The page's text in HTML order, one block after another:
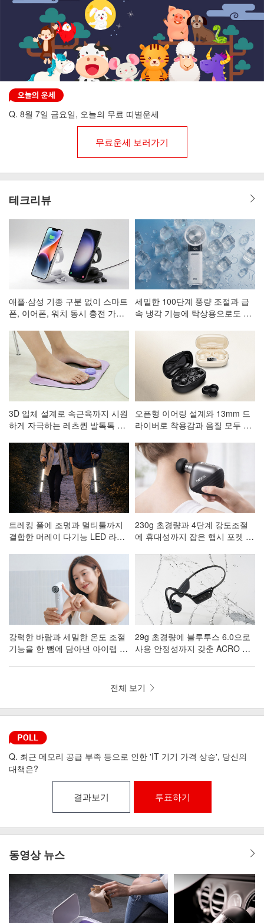
Q. 8월 7일 금요일, 오늘의 무료 띠별운세
무료운세 보러가기
테크리뷰
애플·삼성 기종 구분 없이 스마트
폰, 이어폰, 워치 동시 충전 가능
세밀한 100단계 풍량 조절과 급
속 냉각 기능에 탁상용으로도 활
3D 입체 설계로 속근육까지 시원
하게 자극하는 레츠퀸 발톡톡 저
오픈형 이어링 설계와 13mm 드
라이버로 착용감과 음질 모두 잡
스이어폰 AE-101
트레킹 폴에 조명과 멀티툴까지
결합한 머레이 다기능 LED 라이
230g 초경량과 4단계 강도조절
에 휴대성까지 잡은 햅시 포켓 마
강력한 바람과 세밀한 온도 조절
기능을 한 뼘에 담아낸 아이랩 한
29g 초경량에 블루투스 6.0으로
사용 안정성까지 갖춘 ACRO 프
전체 보기
Q. 최근 메모리 공급 부족 등으로 인한 'IT 기기 가격 상승', 당신의
대책은?
결과보기 투표하기
동영상 뉴스